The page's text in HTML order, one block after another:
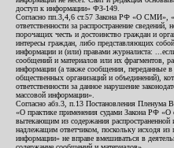
доступ к информации» ФЗ-149.
Согласно пп.3,4,6 ст.57 Закона РФ «О СМИ»,
ответственности за распространение
порочащих честь и достоинство граждан и
интересы граждан, либо представляющих
информации и (или) правами журналиста:
сообщений и материалов или их фрагментов,
информации (а также сообщения, переданные в
общественных организаций и объединений),
ответственности за данное нарушение
массовой информации».
Согласно абз.3, п.13 Постановления
«О практике применения судами Закона РФ «О
вытекающим из содержания распространенной
надлежащим ответчиком, поскольку исходя
информации» не вправе вмешиваться в